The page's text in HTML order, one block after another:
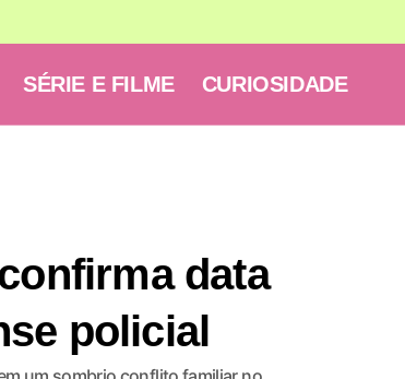
SÉRIE E FILME CURIOSIDADE
data
policial